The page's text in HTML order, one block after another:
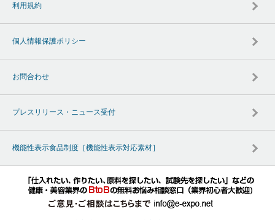
利用規約
個人情報保護ポリシー
お問合わせ
プレスリリース・ニュース受付
機能性表示食品制度［機能性表示対応素材］